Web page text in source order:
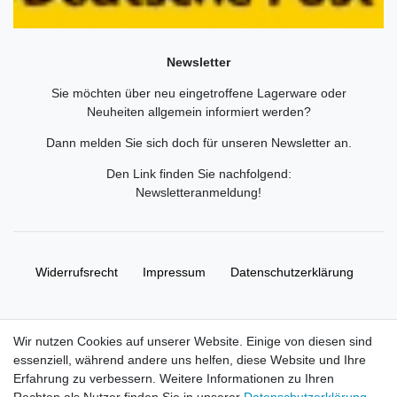
Newsletter
Sie möchten über neu eingetroffene Lagerware oder
Neuheiten allgemein informiert werden?
Dann melden Sie sich doch für unseren Newsletter an.
Den Link finden Sie nachfolgend:
Newsletteranmeldung!
Widerrufs­recht Impressum Daten­schutz­erklärung
© Copyright 2026 | Alle Rechte vorbehalten. HL-
Wir nutzen Cookies auf unserer Website. Einige von diesen sind
essenziell, während andere uns helfen, diese Website und Ihre
Erfahrung zu verbessern. Weitere Informationen zu Ihren